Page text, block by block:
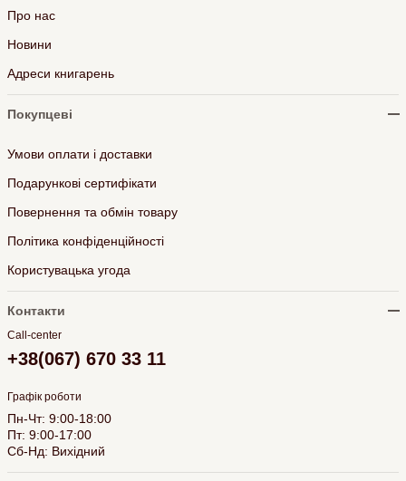
Про нас
Новини
Адреси книгарень
Покупцеві
Умови оплати і доставки
Подарункові сертифікати
Повернення та обмін товару
Політика конфіденційності
Користувацька угода
Контакти
Call-center
+38(067) 670 33 11
Графік роботи
Пн-Чт: 9:00-18:00
Пт: 9:00-17:00
Сб-Нд: Вихідний